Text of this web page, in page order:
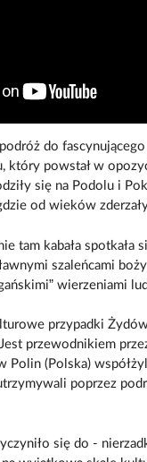
do
powstał w
się na Podolu i
od wieków
tam kabała
szaleńcami
wierzeniami
przypadki
przewodnikiem
Polin (Polska)
poprzez
się do -